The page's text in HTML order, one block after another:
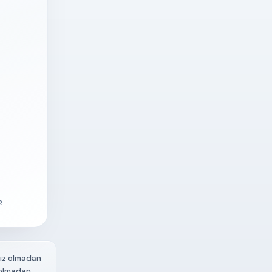
olmadan